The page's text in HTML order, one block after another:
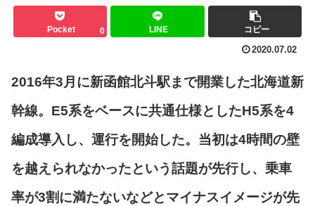
Pocket 0 LINE コピー
2020.07.02
2016年3月に新函館北斗駅まで開業した北海道新
幹線。E5系をベースに共通仕様としたH5系を4
編成導入し、運行を開始した。当初は4時間の壁
を越えられなかったという話題が先行し、乗車
率が3割に満たないなどとマイナスイメージが先